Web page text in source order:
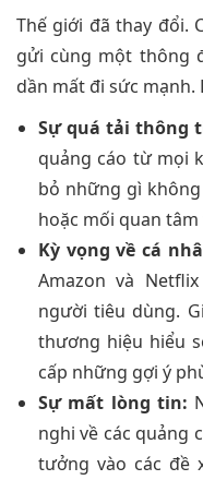
Thế giới đã thay đổi.
gửi cùng một thông
dần mất đi sức mạnh.
Sự quá tải thông
quảng cáo từ mọi
bỏ những gì
hoặc mối quan
Kỳ vọng về cá
Amazon và
người tiêu dùng.
thương hiệu hiểu
cấp những gợi ý
Sự mất lòng tin:
nghi về các quảng
tưởng vào các đề